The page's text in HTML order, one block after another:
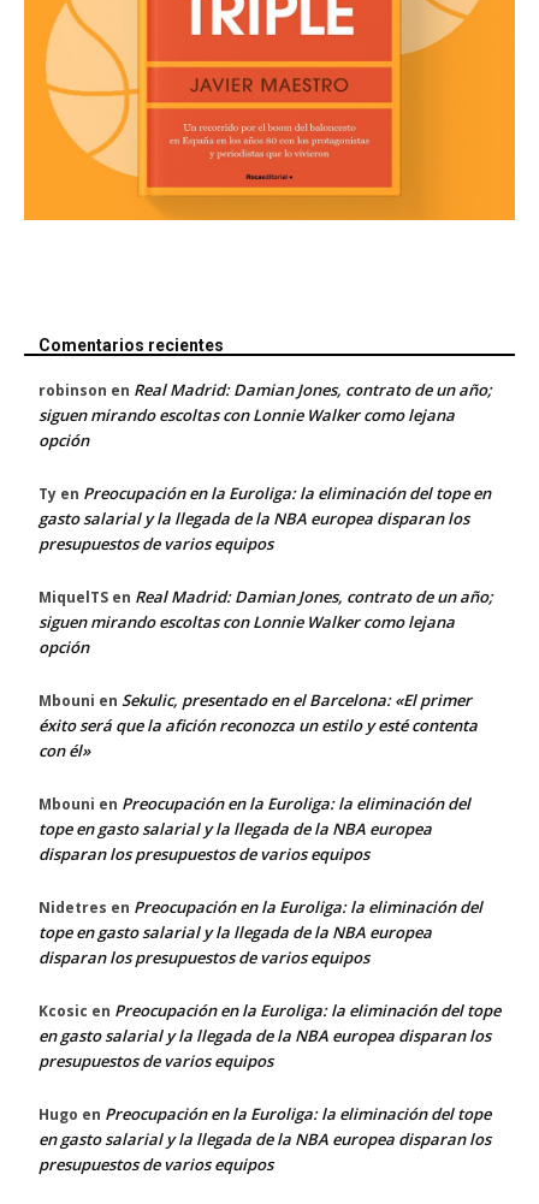
Comentarios recientes
robinson en Real Madrid: Damian Jones, contrato de un año;
siguen mirando escoltas con Lonnie Walker como lejana
opción
Ty en Preocupación en la Euroliga: la eliminación del tope en
gasto salarial y la llegada de la NBA europea disparan los
presupuestos de varios equipos
MiquelTS en Real Madrid: Damian Jones, contrato de un año;
siguen mirando escoltas con Lonnie Walker como lejana
opción
Mbouni en Sekulic, presentado en el Barcelona: «El primer
éxito será que la afición reconozca un estilo y esté contenta
con él»
Mbouni en Preocupación en la Euroliga: la eliminación del
tope en gasto salarial y la llegada de la NBA europea
disparan los presupuestos de varios equipos
Nidetres en Preocupación en la Euroliga: la eliminación del
tope en gasto salarial y la llegada de la NBA europea
disparan los presupuestos de varios equipos
Kcosic en Preocupación en la Euroliga: la eliminación del tope
en gasto salarial y la llegada de la NBA europea disparan los
presupuestos de varios equipos
Hugo en Preocupación en la Euroliga: la eliminación del tope
en gasto salarial y la llegada de la NBA europea disparan los
presupuestos de varios equipos